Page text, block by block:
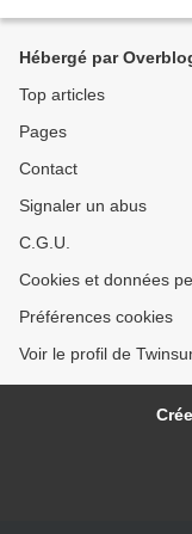
Hébergé par
Top articles
Pages
Contact
Signaler un abus
C.G.U.
Cookies et données
Préférences cookies
Voir le profil de